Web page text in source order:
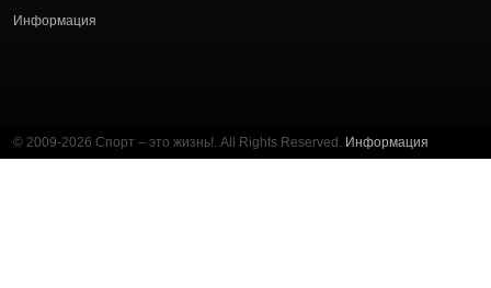
Информация
© 2009-2026 Спорт – это жизнь!. All Rights Reserved. Информация